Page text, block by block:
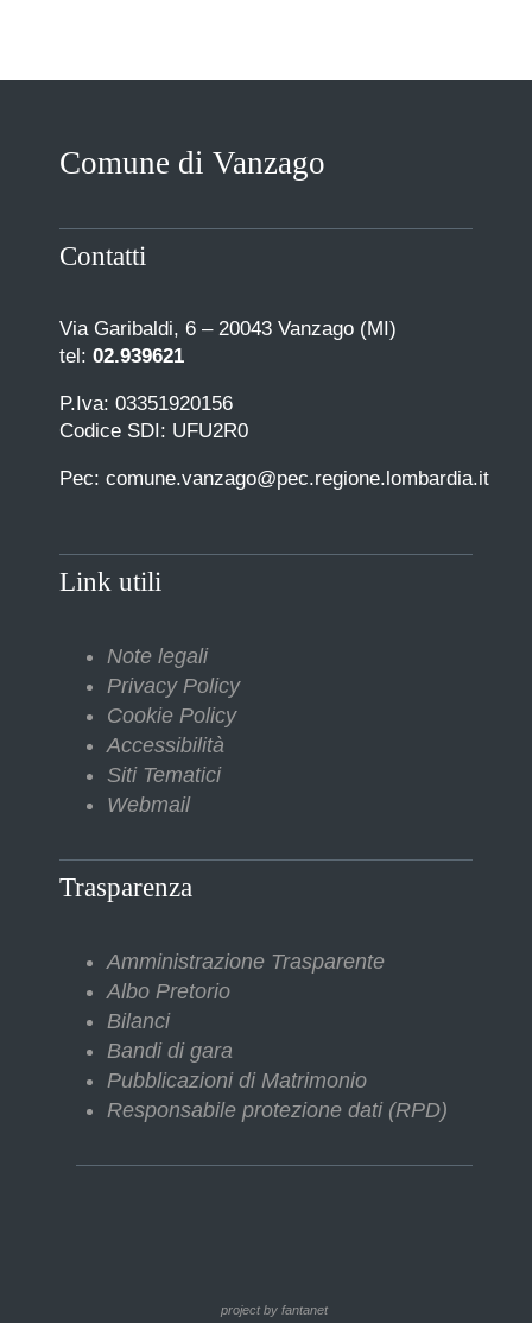
Comune di Vanzago
Contatti
Via Garibaldi, 6 – 20043 Vanzago (MI)
tel: 02.939621
P.Iva: 03351920156
Codice SDI: UFU2R0
Pec: comune.vanzago@pec.regione.lombardia.it
Link utili
Note legali
Privacy Policy
Cookie Policy
Accessibilità
Siti Tematici
Webmail
Trasparenza
Amministrazione Trasparente
Albo Pretorio
Bilanci
Bandi di gara
Pubblicazioni di Matrimonio
Responsabile protezione dati (RPD)
project by fantanet